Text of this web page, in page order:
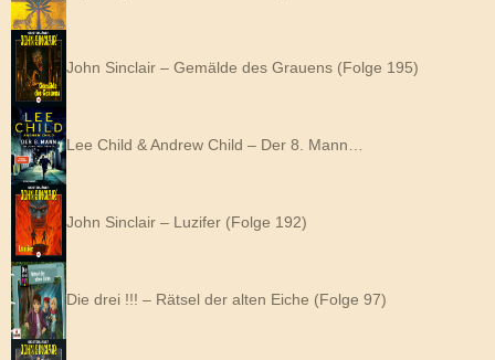
John Sinclair – Gemälde des Grauens (Folge 195)
Lee Child & Andrew Child – Der 8. Mann…
John Sinclair – Luzifer (Folge 192)
Die drei !!! – Rätsel der alten Eiche (Folge 97)